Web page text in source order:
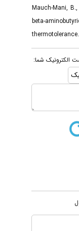
Mauch-Mani,
beta-
الکترونیک شما: